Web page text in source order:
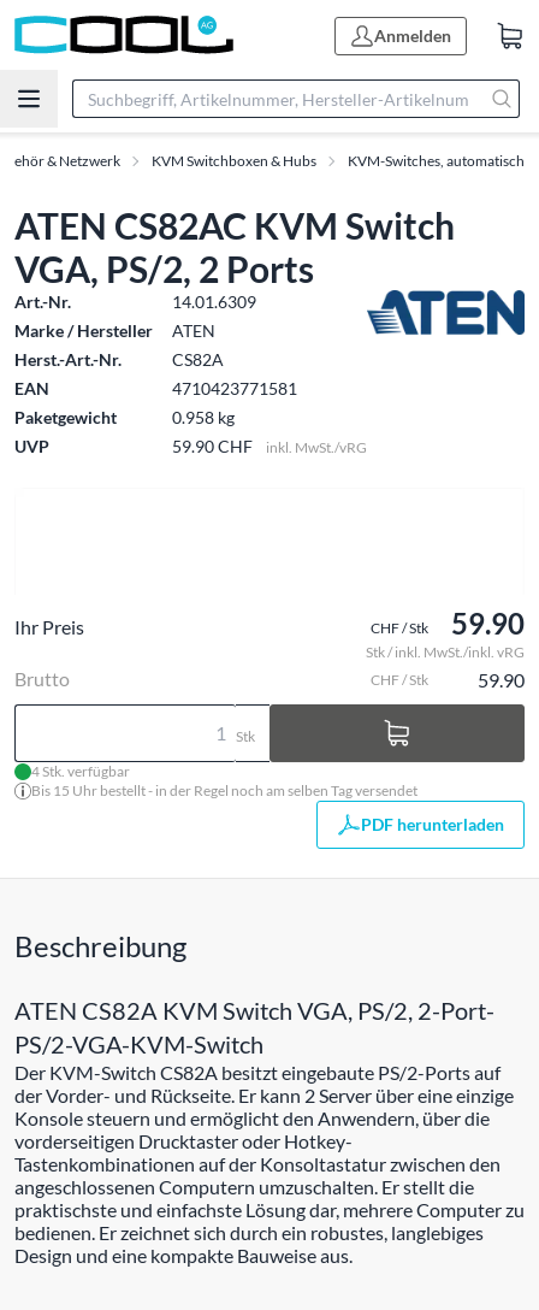
Anmelden
& Netzwerk KVM Switchboxen & Hubs KVM-Switches, automatisch
ATEN CS82AC KVM Switch
VGA, PS/2, 2 Ports
Art.-Nr.
14.01.6309
Marke / Hersteller
ATEN
Herst.-Art.-Nr.
CS82A
EAN
4710423771581
Paketgewicht
0.958 kg
UVP
59.90 CHF inkl. MwSt./vRG
Ihr Preis CHF / Stk 59.90
Stk / inkl. MwSt./inkl. vRG
Brutto CHF / Stk 59.90
Stk
4 Stk. verfügbar
Bis 15 Uhr bestellt - in der Regel noch am selben Tag versendet
PDF herunterladen
Beschreibung
ATEN CS82A KVM Switch VGA, PS/2, 2-Port-
PS/2-VGA-KVM-Switch
Der KVM-Switch CS82A besitzt eingebaute PS/2-Ports auf
der Vorder- und Rückseite. Er kann 2 Server über eine einzige
Konsole steuern und ermöglicht den Anwendern, über die
vorderseitigen Drucktaster oder Hotkey-
Tastenkombinationen auf der Konsoltastatur zwischen den
angeschlossenen Computern umzuschalten. Er stellt die
praktischste und einfachste Lösung dar, mehrere Computer zu
bedienen. Er zeichnet sich durch ein robustes, langlebiges
Design und eine kompakte Bauweise aus.